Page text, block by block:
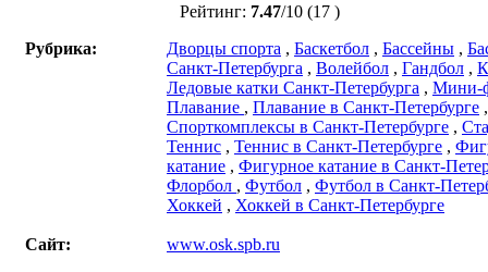
Рейтинг: 7.47/10 (17 )
Рубрика:
Дворцы спорта , Баскетбол , Бассейны ,
Санкт-Петербурга , Волейбол , Гандбол ,
Ледовые катки Санкт-Петербурга , Мини-
Плавание , Плавание в Санкт-Петербурге ,
Спорткомплексы в Санкт-Петербурге ,
Теннис , Теннис в Санкт-Петербурге ,
катание , Фигурное катание в Санкт-
Флорбол , Футбол , Футбол в Санкт-
Хоккей , Хоккей в Санкт-Петербурге
Сайт: www.osk.spb.ru